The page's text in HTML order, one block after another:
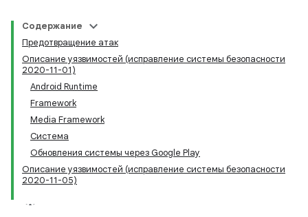
Содержание
Предотвращение атак
Описание уязвимостей (исправление системы безопасности
2020-11-01)
Android Runtime
Framework
Media Framework
Система
Обновления системы через Google Play
Описание уязвимостей (исправление системы безопасности
2020-11-05)